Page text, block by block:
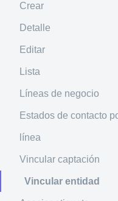
Crear
Detalle
Editar
Lista
Líneas de negocio
Estados de contacto
línea
Vincular captación
Vincular entidad
Authorization con el
Es importante
enviados a través
deben enviar
Previamente se
para obtener los
vincular.